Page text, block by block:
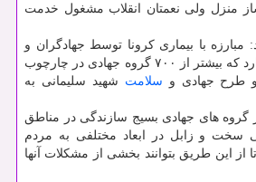
منزل ولی نعمتان انقلاب مشغول خدمت
با بیماری کرونا توسط جهادگران و
بسیجیان با قوت ادامه دارد که بیشتر از ۷۰۰ گروه جهادی در چارچوب
و طرح جهادی و سلامت شهید سلیمانی به
گروه های جهادی بسیج سازندگی در مناطق
و زابل در ابعاد مختلفی به مردم
از این طریق بتوانند بخشی از مشکلات آنها